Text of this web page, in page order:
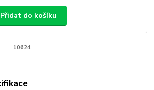
Přidat do košíku
10624